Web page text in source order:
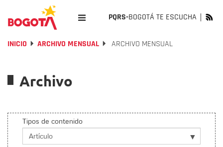
PQRS-BOGOTÁ TE ESCUCHA
INICIO ARCHIVO MENSUAL ARCHIVO MENSUAL
Archivo
Tipos de contenido